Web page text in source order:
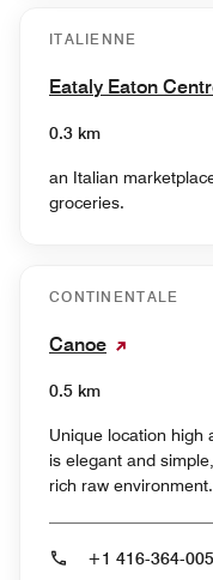
ITALIENNE
Eataly Eaton
0.3 km
an Italian
groceries.
CONTINENTALE
Canoe
0.5 km
Unique location high
is elegant and
rich raw environment.
+1 416-364-